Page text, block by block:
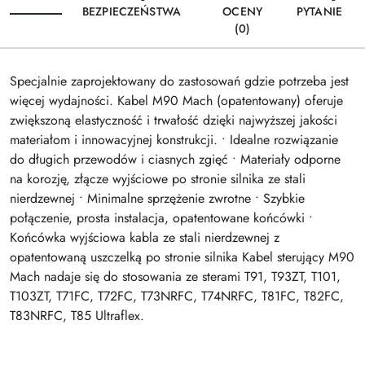
BEZPIECZEŃSTWA
OCENY
(0)
PYTANIE
Specjalnie zaprojektowany do zastosowań gdzie potrzeba jest
więcej wydajności. Kabel M90 Mach (opatentowany) oferuje
zwiększoną elastyczność i trwałość dzięki najwyższej jakości
materiałom i innowacyjnej konstrukcji. • Idealne rozwiązanie
do długich przewodów i ciasnych zgięć • Materiały odporne
na korozję, złącze wyjściowe po stronie silnika ze stali
nierdzewnej • Minimalne sprzężenie zwrotne • Szybkie
połączenie, prosta instalacja, opatentowane końcówki •
Końcówka wyjściowa kabla ze stali nierdzewnej z
opatentowaną uszczelką po stronie silnika Kabel sterujący M90
Mach nadaje się do stosowania ze sterami T91, T93ZT, T101,
T103ZT, T71FC, T72FC, T73NRFC, T74NRFC, T81FC, T82FC,
T83NRFC, T85 Ultraflex.